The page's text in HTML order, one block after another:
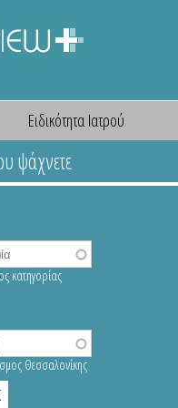
κατηγορίας
Θεσσαλονίκης